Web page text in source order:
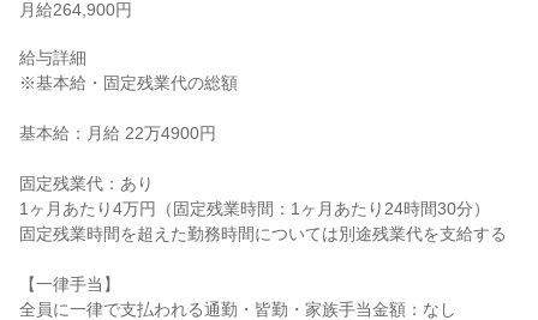
月給264,900円
給与詳細
※基本給・固定残業代の総額
基本給：月給 22万4900円
固定残業代：あり
1ヶ月あたり4万円（固定残業時間：1ヶ月あたり24時間30分）
固定残業時間を超えた勤務時間については別途残業代を支給する
【一律手当】
全員に一律で支払われる通勤・皆勤・家族手当金額：なし